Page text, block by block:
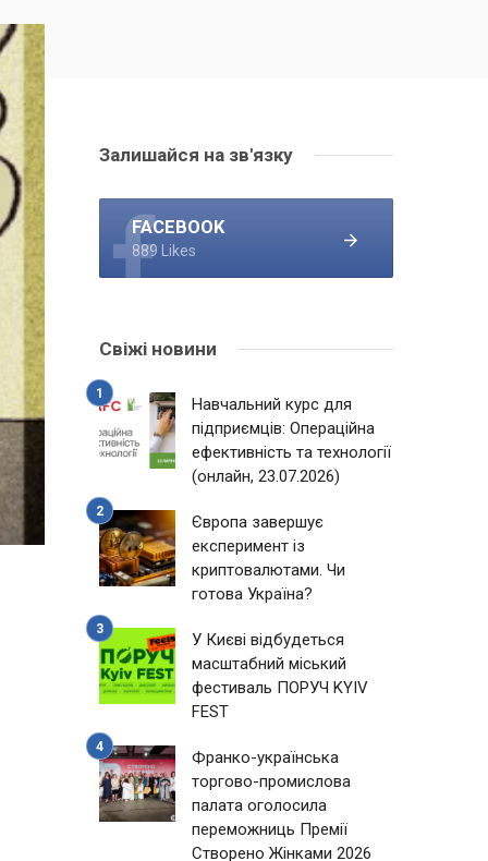
Залишайся на зв'язку
FACEBOOK
889 Likes
Свіжі новини
Навчальний курс для
підприємців: Операційна
ефективність та технології
(онлайн, 23.07.2026)
Європа завершує
експеримент із
криптовалютами. Чи
готова Україна?
У Києві відбудеться
масштабний міський
фестиваль ПОРУЧ KYIV
FEST
Франко-українська
торгово-промислова
палата оголосила
переможниць Премії
Створено Жінками 2026